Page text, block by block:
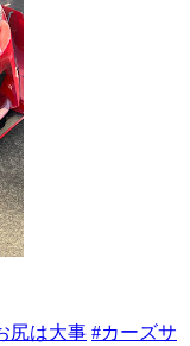
尻は大事 #カーズサ